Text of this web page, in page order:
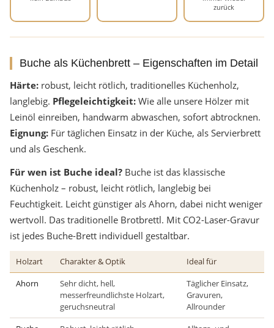
zurück
Buche als Küchenbrett – Eigenschaften im Detail
Härte: robust, leicht rötlich, traditionelles Küchenholz,
langlebig. Pflegeleichtigkeit: Wie alle unsere Hölzer mit
Leinöl einreiben, handwarm abwaschen, sofort abtrocknen.
Eignung: Für täglichen Einsatz in der Küche, als Servierbrett
und als Geschenk.
Für wen ist Buche ideal? Buche ist das klassische
Küchenholz – robust, leicht rötlich, langlebig bei
Feuchtigkeit. Leicht günstiger als Ahorn, dabei nicht weniger
wertvoll. Das traditionelle Brotbrettl. Mit CO2-Laser-Gravur
ist jedes Buche-Brett individuell gestaltbar.
Holzart Charakter & Optik
Ideal für
Ahorn
Sehr dicht, hell,
messerfreundlichste Holzart,
geruchsneutral
Täglicher Einsatz,
Gravuren,
Allrounder